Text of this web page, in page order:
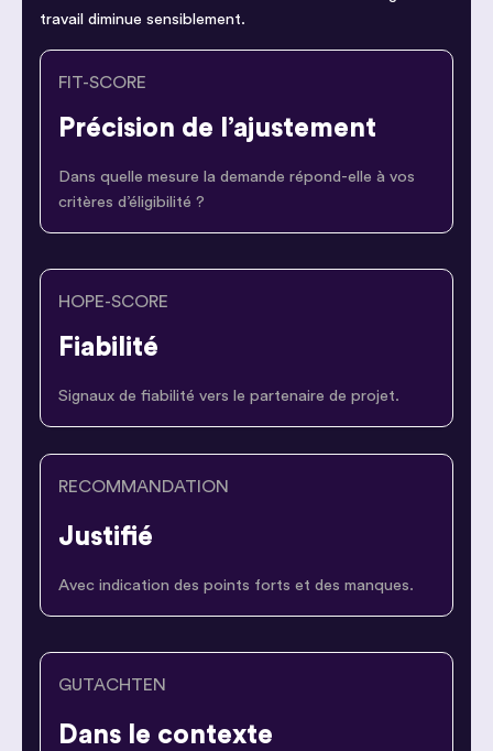
travail diminue sensiblement.
FIT-SCORE
Précision de l’ajustement
Dans quelle mesure la demande répond-elle à vos
critères d’éligibilité ?
HOPE-SCORE
Fiabilité
Signaux de fiabilité vers le partenaire de projet.
RECOMMANDATION
Justifié
Avec indication des points forts et des manques.
GUTACHTEN
Dans le contexte